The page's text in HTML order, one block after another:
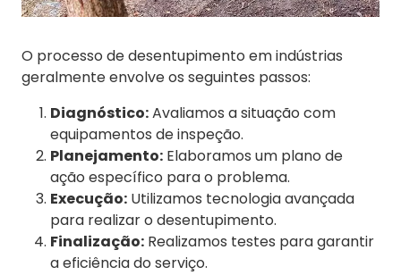
O processo de desentupimento em indústrias
geralmente envolve os seguintes passos:
Diagnóstico:Avaliamos a situação com
equipamentos de inspeção.
Planejamento: Elaboramos um plano de
ação específico para o problema.
Execução: Utilizamos tecnologia avançada
para realizar o desentupimento.
Finalização: Realizamos testes para garantir
a eficiência do serviço.